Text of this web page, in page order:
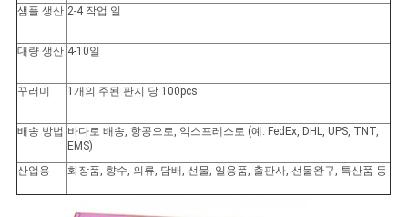
샘플 생산 2-4 작업 일
대량 생산 4-10일
꾸러미 1개의 주된 판지 당 100pcs
배송 방법 바다로 배송, 항공으로, 익스프레스로 (예: FedEx, DHL, UPS, TNT,
EMS)
산업용
화장품, 향수, 의류, 담배, 선물, 일용품, 출판사, 선물완구, 특산품 등